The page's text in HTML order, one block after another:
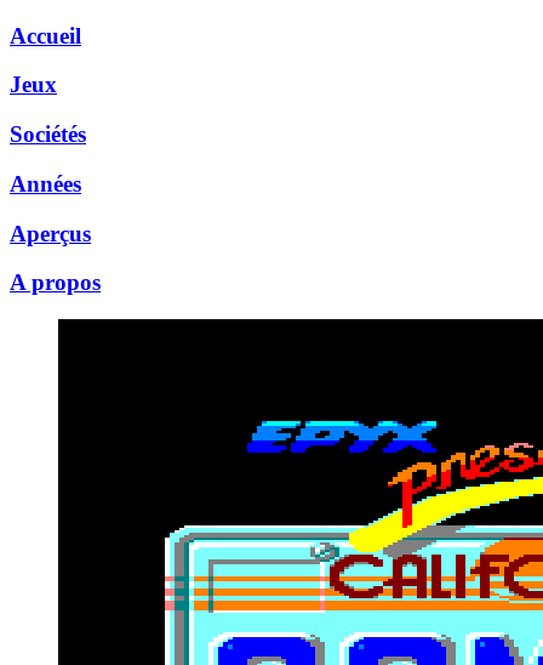
Accueil
Jeux
Sociétés
Années
Aperçus
A propos